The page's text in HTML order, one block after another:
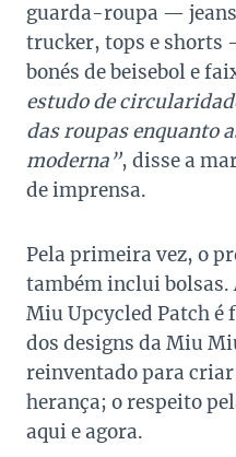
guarda-roupa —
trucker, tops e shorts
bonés de beisebol e
estudo de
das roupas enquanto
moderna”, disse a
de imprensa.
Pela primeira vez, o
também inclui bolsas.
Miu Upcycled Patch é
dos designs da Miu
reinventado para
herança; o respeito
aqui e agora.